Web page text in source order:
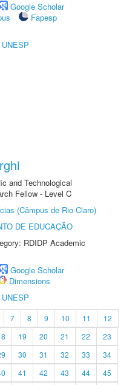
Google Scholar
Fapesp
and Technological
Fellow - Level C
(Câmpus de Rio Claro)
DE EDUCAÇÃO
RDIDP Academic
Google Scholar
Dimensions
7 8 9 10 11
12
19 20 21 22
23
30 31 32 33
34
41 42 43 44
45